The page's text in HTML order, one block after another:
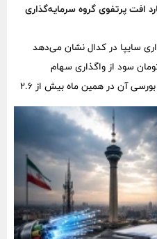
سود معاملاتی، ۲۶۵۱ میلیارد افت پرتفوی گروه سرمایه‌گذاری
سایپا در کدال نشان می‌دهد
حدود ۳۷ میلیارد تومان سود از واگذاری سهام
شناسایی کرده، اما ارزش روز پرتفوی بورسی آن در همین ماه بیش از ۲.۶
هزار میلیارد تومان کاهش یافته است. نزدیک به ۴۶ درصد ارزش این سبد